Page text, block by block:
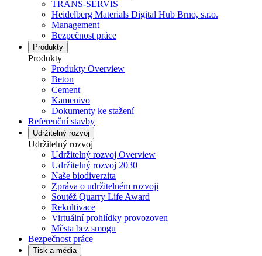
TRANS-SERVIS
Heidelberg Materials Digital Hub Brno, s.r.o.
Management
Bezpečnost práce
Produkty
Produkty
Produkty Overview
Beton
Cement
Kamenivo
Dokumenty ke stažení
Referenční stavby
Udržitelný rozvoj
Udržitelný rozvoj
Udržitelný rozvoj Overview
Udržitelný rozvoj 2030
Naše biodiverzita
Zpráva o udržitelném rozvoji
Soutěž Quarry Life Award
Rekultivace
Virtuální prohlídky provozoven
Města bez smogu
Bezpečnost práce
Tisk a média